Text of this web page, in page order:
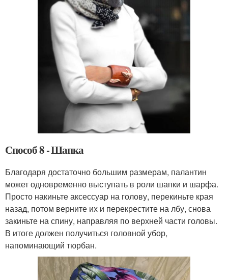
Способ 8 - Шапка
Благодаря достаточно большим размерам, палантин
может одновременно выступать в роли шапки и шарфа.
Просто накиньте аксессуар на голову, перекиньте края
назад, потом верните их и перекрестите на лбу, снова
закиньте на спину, направляя по верхней части головы.
В итоге должен получиться головной убор,
напоминающий тюрбан.